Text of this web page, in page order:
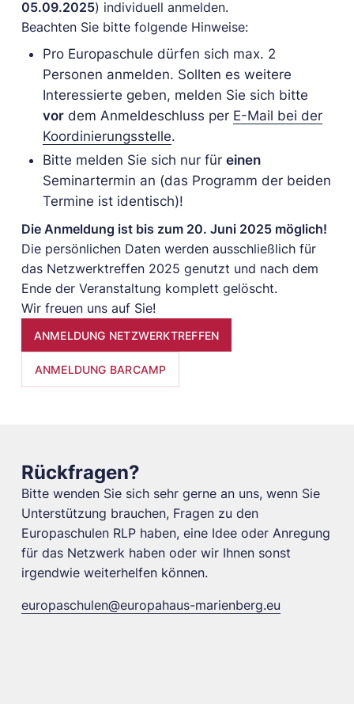
05.09.2025) individuell anmelden.
Beachten Sie bitte folgende Hinweise:
Pro Europaschule dürfen sich max. 2
Personen anmelden. Sollten es weitere
Interessierte geben, melden Sie sich bitte
vor dem Anmeldeschluss per E-Mail bei der
Koordinierungsstelle.
Bitte melden Sie sich nur füreinen
Seminartermin an (das Programm der beiden
Termine ist identisch)!
Die Anmeldung ist bis zum 20. Juni 2025 möglich!
Die persönlichen Daten werden ausschließlich für
das Netzwerktreffen 2025 genutzt und nach dem
Ende der Veranstaltung komplett gelöscht.
Wir freuen uns auf Sie!
ANMELDUNG NETZWERKTREFFEN
ANMELDUNG BARCAMP
Rückfragen?
Bitte wenden Sie sich sehr gerne an uns, wenn Sie
Unterstützung brauchen, Fragen zu den
Europaschulen RLP haben, eine Idee oder Anregung
für das Netzwerk haben oder wir Ihnen sonst
irgendwie weiterhelfen können.
europaschulen@europahaus-marienberg.eu